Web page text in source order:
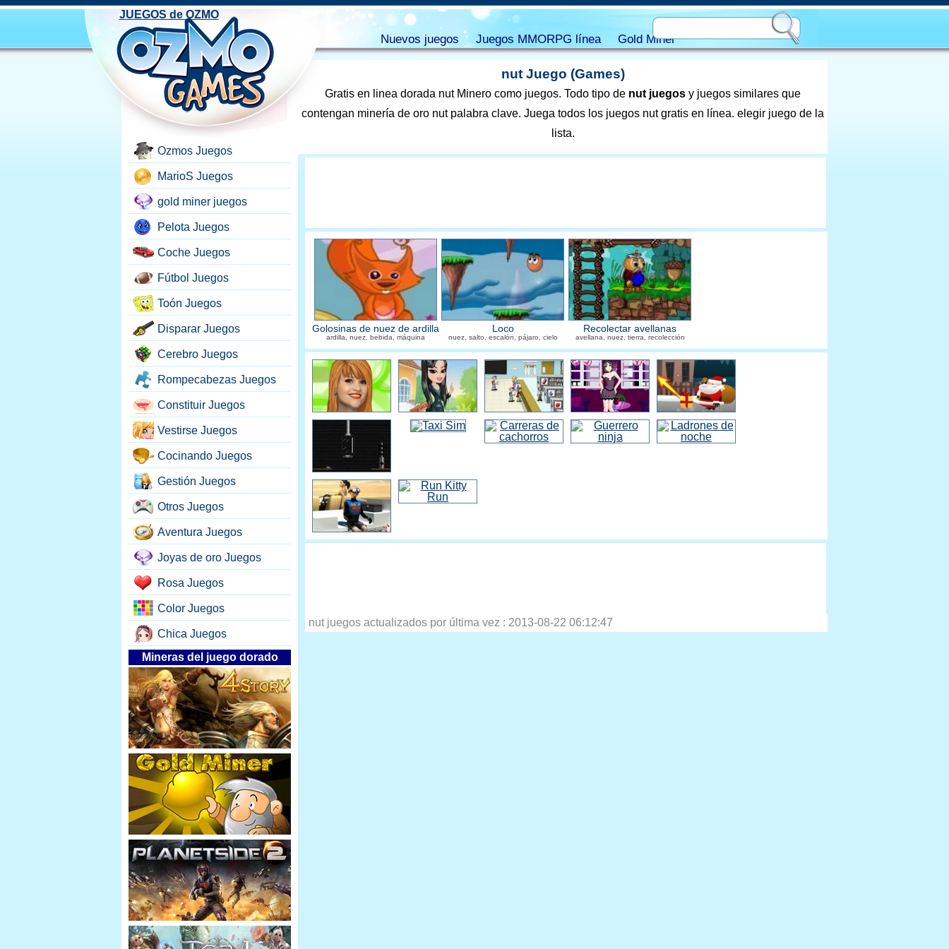
nut Juego (Games)
Gratis en linea dorada nut Minero como juegos. Todo tipo de nut juegos y juegos similares que
contengan minería de oro nut palabra clave. Juega todos los juegos nut gratis en línea. elegir juego de la
lista.
Golosinas de nuez de ardilla
ardilla, nuez, bebida, máquina
Loco
nuez, salto, escalón, pájaro, cielo
Recolectar avellanas
avellana, nuez, tierra, recolección
nut juegos actualizados por última vez : 2013-08-22 06:12:47
Ozmos Juegos
MarioS Juegos
gold miner juegos
Pelota Juegos
Coche Juegos
Fútbol Juegos
Toón Juegos
Disparar Juegos
Cerebro Juegos
Rompecabezas Juegos
Constituir Juegos
Vestirse Juegos
Cocinando Juegos
Gestión Juegos
Otros Juegos
Aventura Juegos
Joyas de oro Juegos
Rosa Juegos
Color Juegos
Chica Juegos
Mineras del juego dorado
JUEGOS de OZMO
Nuevos juegos Juegos MMORPG línea Gold Miner